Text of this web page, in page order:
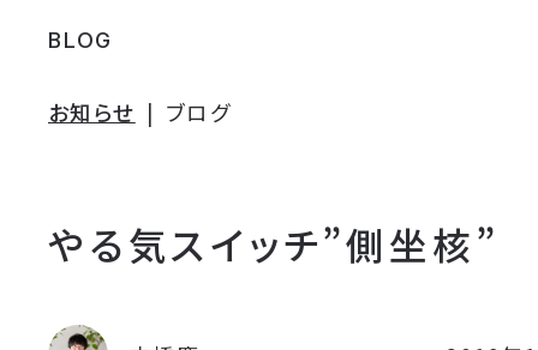
BLOG
お知らせ ブログ
やる気スイッチ”側坐核”